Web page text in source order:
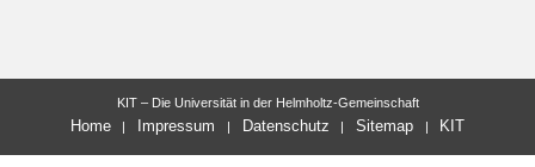
KIT – Die Universität in der Helmholtz-Gemeinschaft
Home Impressum Datenschutz Sitemap KIT